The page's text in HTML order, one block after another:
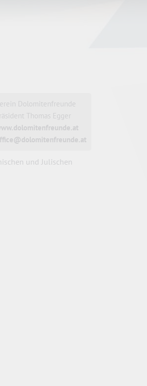
Dolomitenfreunde
Thomas Egger
und Julischen